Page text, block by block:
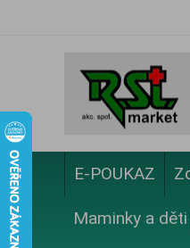
E-POUKAZ
Maminky a děti